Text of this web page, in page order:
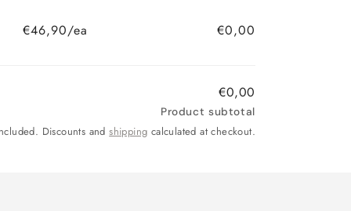
€46,90/ea €0,00
€0,00
Product subtotal
Discounts andshipping calculated at checkout.